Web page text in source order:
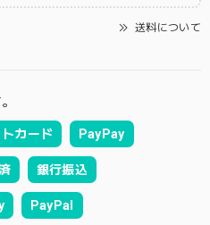
送料について
カード PayPay
銀行振込
PayPal